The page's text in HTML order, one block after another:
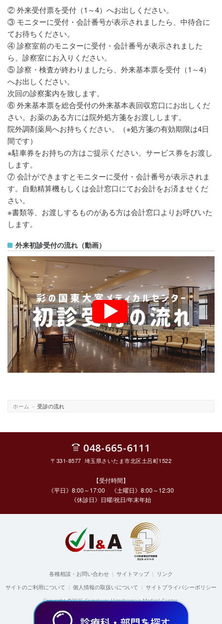
② 外来受付票を受付（1～4）へお出しください。
③ モニターに受付・会計番号が表示されましたら、中待合に
てお待ちください。
④ 診察室前のモニターに受付・会計番号が表示されました
ら、診察室にお入りください。
⑤ 診察・検査が終わりましたら、外来基本票を受付（1～4）
へお出しください。
次回の診察案内を致します。
⑥ 外来基本票を総合受付の外来基本表回収窓口にお出しくだ
さい。お薬のある方には院外処方箋をお渡しします。
院外調剤薬局へお持ちください。（※処方箋の有効期限は4日
間です）
※駐車券をお持ちの方はご提示ください。サービス券をお渡し
します。
⑦ 会計ができますとモニターに受付・会計番号が表示されま
す。自動精算機もしくは会計窓口にてお会計をお済ませくだ
さい。
※書類等、お渡しするものがある方は会計窓口よりお呼びいた
します。
外来初診受付の流れ（動画）
ホーム » 受診の流れ
048-665-6111
〒331-8577 埼玉県さいたま市北区土呂町1522
【受付時間】
《平日》8:00～17:00 《土曜日》8:00～12:30
《休診日》日曜/祝日/年末年始
各種相談・お問い合わせ | サイトマップ| リンク
サイトのご利用について | 個人情報の取扱いについて | サイトプライバシーポリシー
Copyright ©2026 Sainokuni Higashiomiya Medical Center.